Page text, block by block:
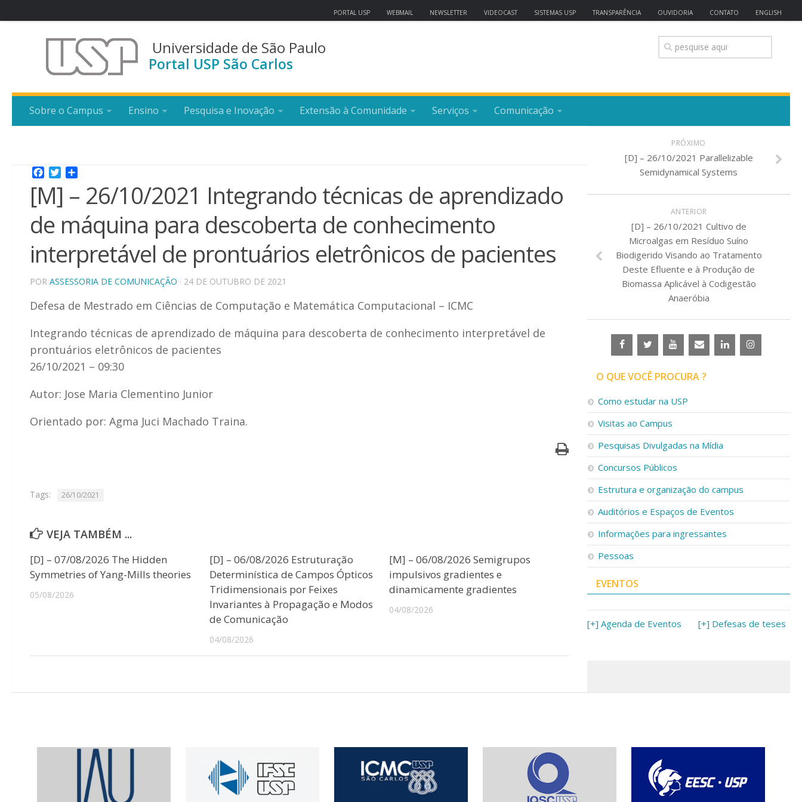
PORTAL USP WEBMAIL NEWSLETTER VIDEOCAST SISTEMAS USP TRANSPARÊNCIA OUVIDORIA CONTATO ENGLISH
Universidade de São Paulo
Portal USP São Carlos
Sobre o Campus Ensino Pesquisa e Inovação Extensão à Comunidade Serviços Comunicação
Facebook
Twitter
[M] – 26/10/2021 Integrando técnicas de aprendizado
de máquina para descoberta de conhecimento
interpretável de prontuários eletrônicos de pacientes
POR ASSESSORIA DE COMUNICAÇÃO · 24 DE OUTUBRO DE 2021
Defesa de Mestrado em Ciências de Computação e Matemática Computacional – ICMC
Integrando técnicas de aprendizado de máquina para descoberta de conhecimento interpretável de
prontuários eletrônicos de pacientes
26/10/2021 – 09:30
Autor: Jose Maria Clementino Junior
Orientado por: Agma Juci Machado Traina.
Tags: 26/10/2021
VEJA TAMBÉM ...
[D] – 07/08/2026 The Hidden
Symmetries of Yang-Mills theories
05/08/2026
[D] – 06/08/2026 Estruturação
Determinística de Campos Ópticos
Tridimensionais por Feixes
Invariantes à Propagação e Modos
de Comunicação
04/08/2026
[M] – 06/08/2026 Semigrupos
impulsivos gradientes e
dinamicamente gradientes
04/08/2026
PRÓXIMO
[D] – 26/10/2021 Parallelizable
Semidynamical Systems
ANTERIOR
[D] – 26/10/2021 Cultivo de
Microalgas em Resíduo Suíno
Biodigerido Visando ao Tratamento
Deste Efluente e à Produção de
Biomassa Aplicável à Codigestão
Anaeróbia
O QUE VOCÊ PROCURA ?
Como estudar na USP
Visitas ao Campus
Pesquisas Divulgadas na Mídia
Concursos Públicos
Estrutura e organização do campus
Auditórios e Espaços de Eventos
Informações para ingressantes
Pessoas
EVENTOS
[+] Agenda de Eventos [+] Defesas de teses